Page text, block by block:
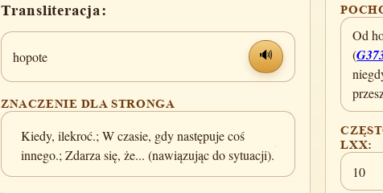
Transliteracja:
hopote 🔊
ZNACZENIE DLA STRONGA
Kiedy, ilekroć.; W czasie, gdy następuje coś
innego.; Zdarza się, że... (nawiązując do sytuacji).
Od
(
LXX:
10